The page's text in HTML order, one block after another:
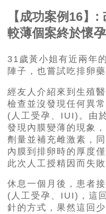
【成功案例16】
較薄個案終於懷孕
31歲黃小姐有近兩年
陣子，也嘗試吃排卵
經友人介紹來到生殖
檢查並沒發現任何異
(人工受孕、IUI)。由
發現內膜變薄的現象
劑量並補充雌激素，
內膜到排卵時的厚度
此次人工授精因而失敗
休息一個月後，患者
(人工受孕、IUI)，這
針的方式，果然這回